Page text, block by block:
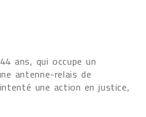
ans, qui occupe un
antenne-relais de
une action en justice,